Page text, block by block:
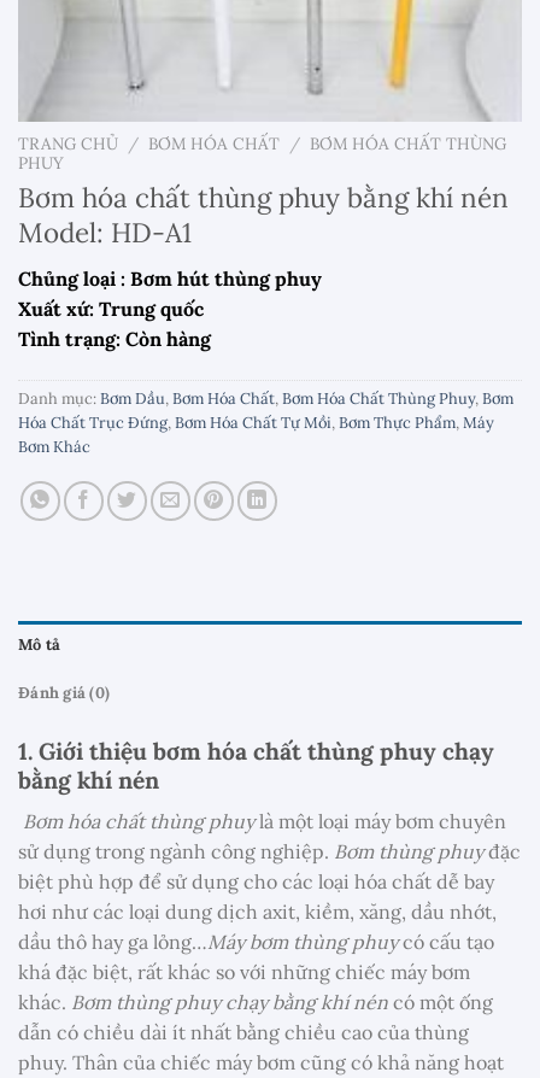
TRANG CHỦ / BƠM HÓA CHẤT / BƠM HÓA CHẤT THÙNG
PHUY
Bơm hóa chất thùng phuy bằng khí nén
Model: HD-A1
Chủng loại : Bơm hút thùng phuy
Xuất xứ: Trung quốc
Tình trạng: Còn hàng
Danh mục:Bơm Dầu,Bơm Hóa Chất,Bơm Hóa Chất Thùng Phuy,Bơm
Hóa Chất Trục Đứng,Bơm Hóa Chất Tự Mồi,Bơm Thực Phẩm,Máy
Bơm Khác
Mô tả
Đánh giá (0)
1. Giới thiệu bơm hóa chất thùng phuy chạy
bằng khí nén
Bơm hóa chất thùng phuylà một loại máy bơm chuyên
sử dụng trong ngành công nghiệp. Bơm thùng phuyđặc
biệt phù hợp để sử dụng cho các loại hóa chất dễ bay
hơi như các loại dung dịch axit, kiềm, xăng, dầu nhớt,
dầu thô hay ga lỏng…Máy bơm thùng phuycó cấu tạo
khá đặc biệt, rất khác so với những chiếc máy bơm
khác. Bơm thùng phuy chạy bằng khí nén có một ống
dẫn có chiều dài ít nhất bằng chiều cao của thùng
phuy. Thân của chiếc máy bơm cũng có khả năng hoạt